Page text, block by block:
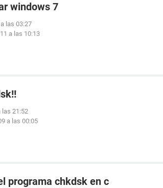
windows 7
las 03:27
a las 10:13
las 21:52
a las 00:05
programa chkdsk en c